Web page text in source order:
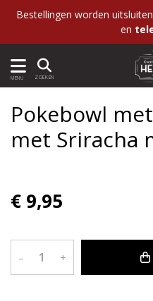
Bestellingen worden
en
MENU ZOEKEN
Pokebowl
met Sriracha
€ 9,95
– +